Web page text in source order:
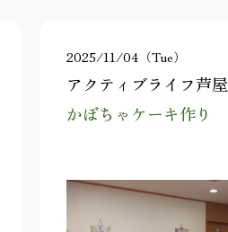
2025/11/04（Tue）
アクティブライフ芦屋
かぼちゃケーキ作り